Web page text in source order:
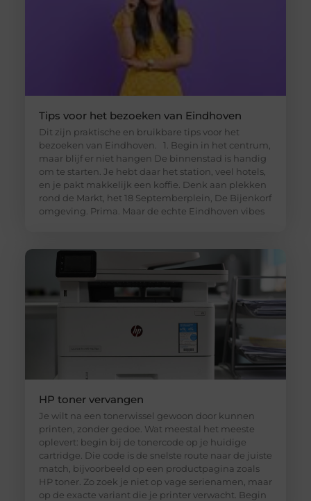
Tips voor het bezoeken van Eindhoven
Dit zijn praktische en bruikbare tips voor het
bezoeken van Eindhoven. 1. Begin in het centrum,
maar blijf er niet hangen De binnenstad is handig
om te starten. Je hebt daar het station, veel hotels,
en je pakt makkelijk een koffie. Denk aan plekken
rond de Markt, het 18 Septemberplein, De Bijenkorf
omgeving. Prima. Maar de echte Eindhoven vibes
HP toner vervangen
Je wilt na een tonerwissel gewoon door kunnen
printen, zonder gedoe. Wat meestal het meeste
oplevert: begin bij de tonercode op je huidige
cartridge. Die code is de snelste route naar de juiste
match, bijvoorbeeld op een productpagina zoals
HP toner. Zo zoek je niet op vage serienamen, maar
op de exacte variant die je printer verwacht. Begin